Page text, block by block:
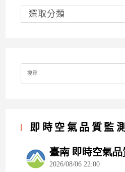
分
類選取分類
Search
for:
即時空氣品質監測